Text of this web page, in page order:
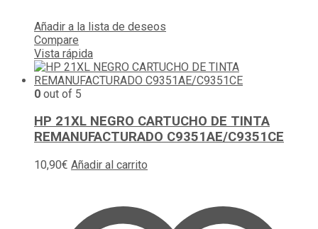
Añadir a la lista de deseos
Compare
Vista rápida
0 out of 5
HP 21XL NEGRO CARTUCHO DE TINTA
REMANUFACTURADO C9351AE/C9351CE
10,90€ Añadir al carrito